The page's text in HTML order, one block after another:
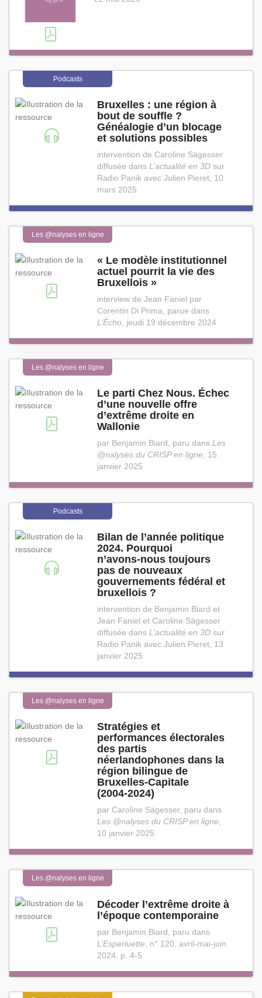
Podcasts
Bruxelles : une région à
bout de souffle ?
Généalogie d’un blocage
et solutions possibles
intervention de Caroline Sägesser
diffusée dans L’actualité en 3D sur
Radio Panik avec Julien Pieret, 10
mars 2025
Les @nalyses en ligne
« Le modèle institutionnel
actuel pourrit la vie des
Bruxellois »
interview de Jean Faniel par
Corentin Di Prima, parue dans
L’Écho , jeudi 19 décembre 2024
Les @nalyses en ligne
Le parti Chez Nous. Échec
d’une nouvelle offre
d’extrême droite en
Wallonie
par Benjamin Biard, paru dans Les
@nalyses du CRISP en ligne , 15
janvier 2025
Podcasts
Bilan de l’année politique
2024. Pourquoi
n’avons⁠-⁠nous toujours
pas de nouveaux
gouvernements fédéral et
bruxellois ?
intervention de Benjamin Biard et
Jean Faniel et Caroline Sägesser
diffusée dans L’actualité en 3D sur
Radio Panik avec Julien Pieret, 13
janvier 2025
Les @nalyses en ligne
Stratégies et
performances électorales
des partis
néerlandophones dans la
région bilingue de
Bruxelles⁠-⁠Capitale
(2004⁠-⁠2024)
par Caroline Sägesser, paru dans
Les @nalyses du CRISP en ligne,
10 janvier 2025
Les @nalyses en ligne
Décoder l’extrême droite à
l’époque contemporaine
par Benjamin Biard, paru dans
L’Esperluette , n° 120, avril-mai-juin
2024, p. 4-5